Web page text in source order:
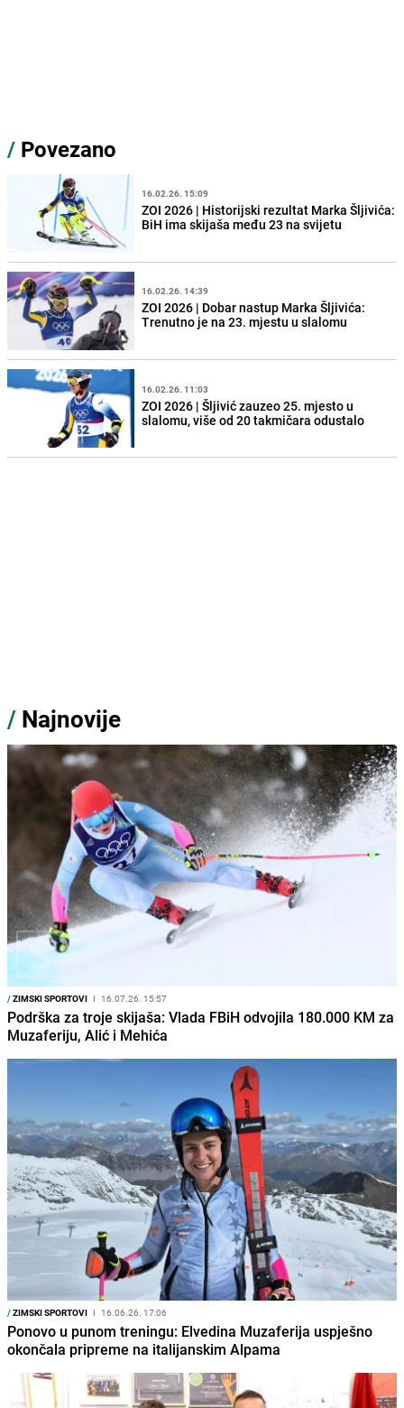
/ Povezano
16.02.26. 15:09
ZOI 2026 | Historijski rezultat Marka Šljivića:
BiH ima skijaša među 23 na svijetu
16.02.26. 14:39
ZOI 2026 | Dobar nastup Marka Šljivića:
Trenutno je na 23. mjestu u slalomu
16.02.26. 11:03
ZOI 2026 | Šljivić zauzeo 25. mjesto u
slalomu, više od 20 takmičara odustalo
/ Najnovije
/ZIMSKI SPORTOVI I 16.07.26. 15:57
Podrška za troje skijaša: Vlada FBiH odvojila 180.000 KM za
Muzaferiju, Alić i Mehića
/ZIMSKI SPORTOVI I 16.06.26. 17:06
Ponovo u punom treningu: Elvedina Muzaferija uspješno
okončala pripreme na italijanskim Alpama